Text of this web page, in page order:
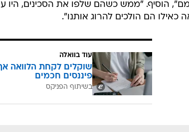
הוסיף. "ממש כשהם שלפו את הסכינים, היו
כאילו הם הולכים להרוג אותנו".
עוד בוואלה
שוקלים לקחת הלוואה
פיננסים חכמים
בשיתוף הפניקס